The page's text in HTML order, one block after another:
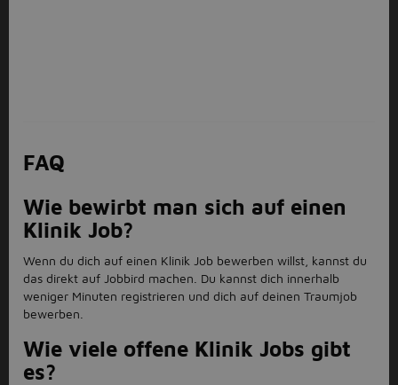
FAQ
Wie bewirbt man sich auf einen
Klinik Job?
Wenn du dich auf einen Klinik Job bewerben willst, kannst du
das direkt auf Jobbird machen. Du kannst dich innerhalb
weniger Minuten registrieren und dich auf deinen Traumjob
bewerben.
Wie viele offene Klinik Jobs gibt
es?